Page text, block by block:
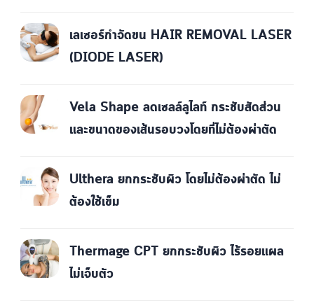
เลเซอร์กำจัดขน HAIR REMOVAL LASER
(DIODE LASER)
Vela Shape ลดเซลล์ลูไลท์ กระชับสัดส่วน
และขนาดของเส้นรอบวงโดยที่ไม่ต้องผ่าตัด
Ulthera ยกกระชับผิว โดยไม่ต้องผ่าตัด ไม่
ต้องใช้เข็ม
Thermage CPT ยกกระชับผิว ไร้รอยแผล
ไม่เจ็บตัว